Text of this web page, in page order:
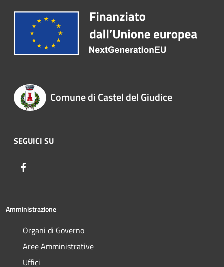
Comune di Castel del Giudice
SEGUICI SU
Amministrazione
Organi di Governo
Aree Amministrative
Uffici